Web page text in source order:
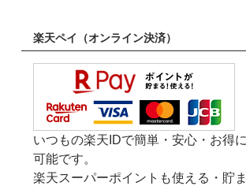
楽天ペイ（オンライン決済）
いつもの楽天IDで簡単・安心・お得
可能です。
楽天スーパーポイントも使える・貯ま